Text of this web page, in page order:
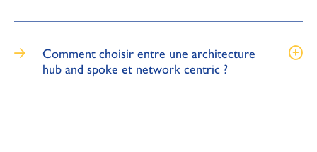
Comment choisir entre une architecture
hub and spoke et network centric ?